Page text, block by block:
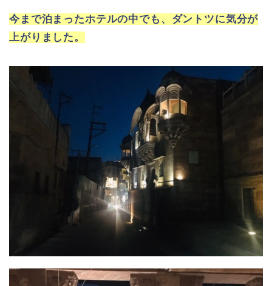
今まで泊まったホテルの中でも、ダントツに気分が
上がりました。